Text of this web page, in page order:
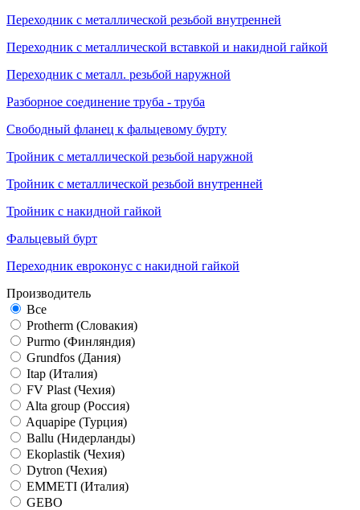
Переходник с металлической резьбой внутренней
Переходник с металлической вставкой и накидной гайкой
Переходник с металл. резьбой наружной
Разборное соединение труба - труба
Свободный фланец к фальцевому бурту
Тройник с металлической резьбой наружной
Тройник с металлической резьбой внутренней
Тройник с накидной гайкой
Фальцевый бурт
Переходник евроконус с накидной гайкой
Производитель
Все
Protherm (Словакия)
Purmo (Финляндия)
Grundfos (Дания)
Itap (Италия)
FV Plast (Чехия)
Alta group (Россия)
Aquapipe (Турция)
Ballu (Нидерланды)
Ekoplastik (Чехия)
Dytron (Чехия)
EMMETI (Италия)
GEBO